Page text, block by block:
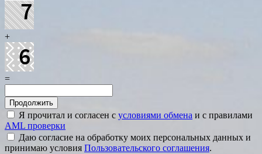
+
=
Я прочитал и согласен с условиями обмена и с правилами
AML проверки
Даю согласие на обработку моих персональных данных и
принимаю условия Пользовательского соглашения.